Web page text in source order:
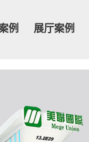
例 展厅案例